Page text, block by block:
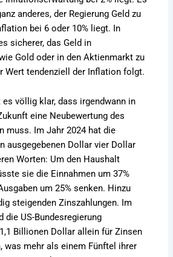
anderes, der Regierung Geld zu
bei 6 oder 10% liegt. In
sicherer, das Geld in
Gold oder in den Aktienmarkt zu
Wert tendenziell der Inflation folgt.
es völlig klar, dass irgendwann in
eine Neubewertung des
muss. Im Jahr 2024 hat die
ausgegebenen Dollar vier Dollar
Worten: Um den Haushalt
sie die Einnahmen um 37%
um 25% senken. Hinzu
steigenden Zinszahlungen. Im
die US-Bundesregierung
Billionen Dollar allein für Zinsen
was mehr als einem Fünftel ihrer